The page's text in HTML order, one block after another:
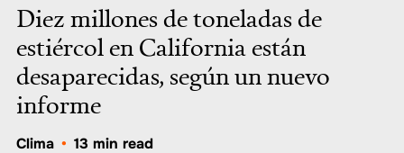
Diez millones de toneladas de
estiércol en California están
desaparecidas, según un nuevo
informe
Clima • 13 min read